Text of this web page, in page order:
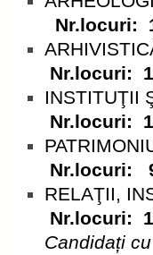
Nr.locuri:
Nr.locuri:
Nr.locuri:
Nr.locuri:
RELAŢII,
Nr.locuri:
Candidați